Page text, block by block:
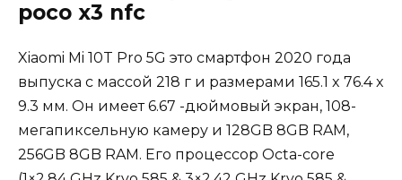
poco x3 nfc
Xiaomi Mi 10T Pro 5G это смартфон 2020 года
выпуска с массой 218 г и размерами 165.1 x 76.4 x
9.3 мм. Он имеет 6.67 -дюймовый экран, 108-
мегапиксельную камеру и 128GB 8GB RAM,
256GB 8GB RAM. Его процессор Octa-core